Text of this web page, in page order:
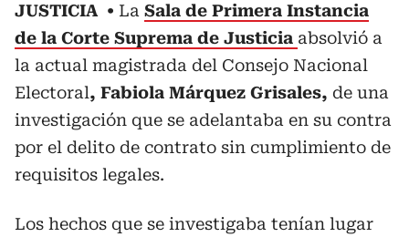
JUSTICIA La Sala de Primera Instancia
de la Corte Suprema de Justicia absolvió a
la actual magistrada del Consejo Nacional
Electoral, Fabiola Márquez Grisales, de una
investigación que se adelantaba en su contra
por el delito de contrato sin cumplimiento de
requisitos legales.
Los hechos que se investigaba tenían lugar